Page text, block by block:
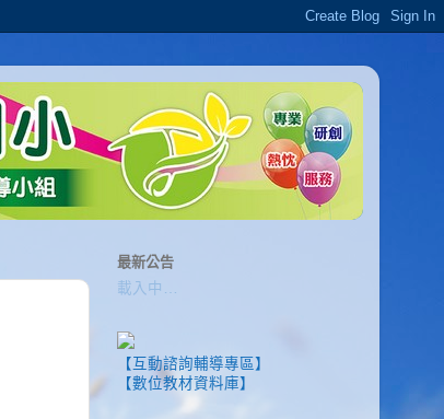
最新公告
載入中…
【互動諮詢輔導專區】
【數位教材資料庫】